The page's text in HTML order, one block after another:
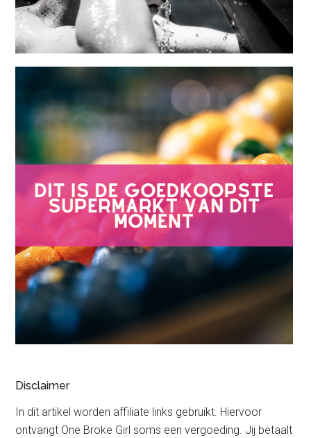
Disclaimer
In dit artikel worden affiliate links gebruikt. Hiervoor
ontvangt One Broke Girl soms een vergoeding. Jij betaalt